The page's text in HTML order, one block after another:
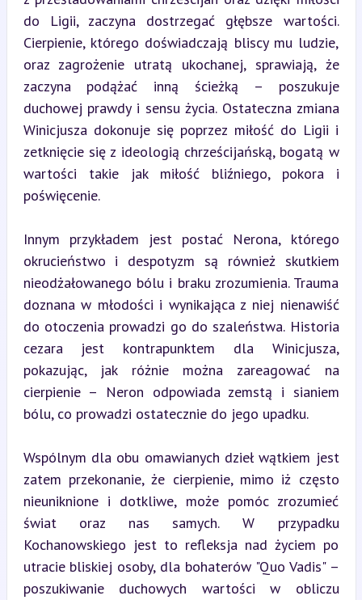
do Ligii, zaczyna dostrzegać głębsze wartości.
Cierpienie, którego doświadczają bliscy mu ludzie,
oraz zagrożenie utratą ukochanej, sprawiają, że
zaczyna podążać inną ścieżką – poszukuje
duchowej prawdy i sensu życia. Ostateczna zmiana
Winicjusza dokonuje się poprzez miłość do Ligii i
zetknięcie się z ideologią chrześcijańską, bogatą w
wartości takie jak miłość bliźniego, pokora i
poświęcenie.
Innym przykładem jest postać Nerona, którego
okrucieństwo i despotyzm są również skutkiem
nieodżałowanego bólu i braku zrozumienia. Trauma
doznana w młodości i wynikająca z niej nienawiść
do otoczenia prowadzi go do szaleństwa. Historia
cezara jest kontrapunktem dla Winicjusza,
pokazując, jak różnie można zareagować na
cierpienie – Neron odpowiada zemstą i sianiem
bólu, co prowadzi ostatecznie do jego upadku.
Wspólnym dla obu omawianych dzieł wątkiem jest
zatem przekonanie, że cierpienie, mimo iż często
nieuniknione i dotkliwe, może pomóc zrozumieć
świat oraz nas samych. W przypadku
Kochanowskiego jest to refleksja nad życiem po
utracie bliskiej osoby, dla bohaterów "Quo Vadis" –
poszukiwanie duchowych wartości w obliczu